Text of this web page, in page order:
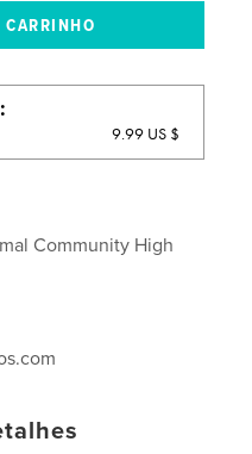
9.99 US $
Community High